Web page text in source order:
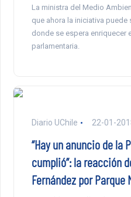
La ministra del Medio
que ahora la iniciativa puede
donde se espera enriquecer
parlamentaria.
Diario UChile 22-01-
“Hay un anuncio de la
cumplió”: la reacción
Fernández por Parque